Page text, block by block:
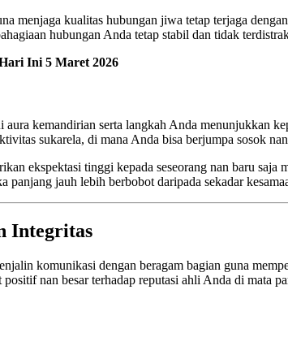
menjaga kualitas hubungan jiwa tetap terjaga
hubungan Anda tetap stabil dan tidak
Ini 5 Maret 2026
kemandirian serta langkah Anda menunjukkan
sukarela, di mana Anda bisa berjumpa sosok
ekspektasi tinggi kepada seseorang nan baru
jauh lebih berbobot daripada sekadar
Integritas
komunikasi dengan beragam bagian guna
nan besar terhadap reputasi ahli Anda di mata